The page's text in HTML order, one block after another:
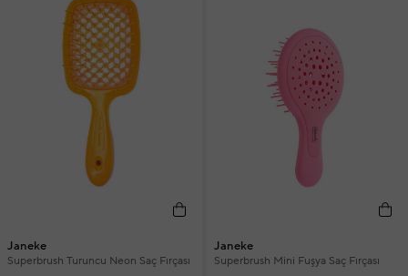
Janeke
Superbrush Turuncu Neon Saç Fırçası
Janeke
Superbrush Mini Fuşya Saç Fırçası